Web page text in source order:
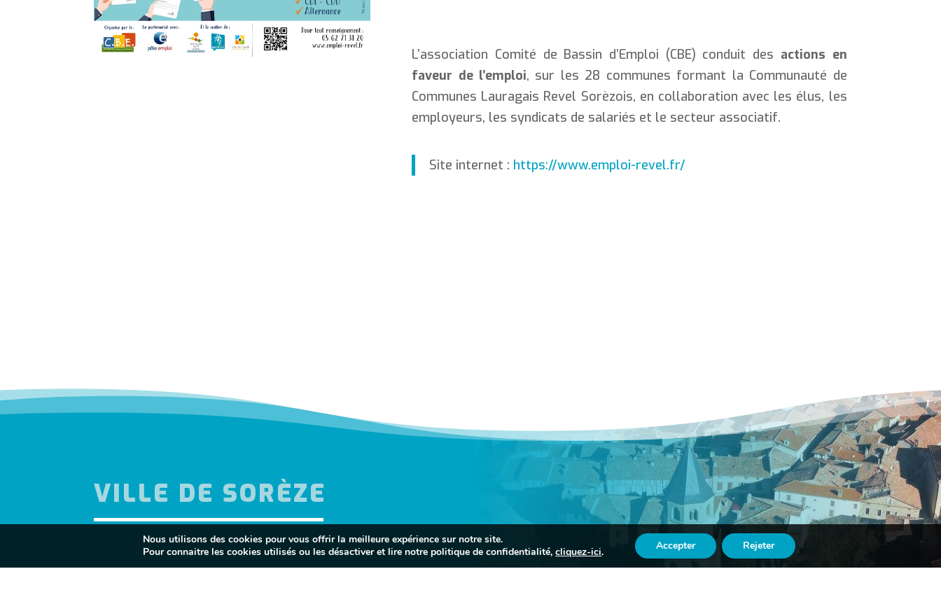
L’association Comité de Bassin d’Emploi (CBE) conduit des actions en
faveur de l’emploi, sur les 28 communes formant la Communauté de
Communes Lauragais Revel Sorèzois, en collaboration avec les élus, les
employeurs, les syndicats de salariés et le secteur associatif.
Site internet : https://www.emploi-revel.fr/
VILLE DE SORÈZE
Nous utilisons des cookies pour vous offrir la meilleure expérience sur notre site.
Pour connaitre les cookies utilisés ou les désactiver et lire notre politique de confidentialité,cliquez-ici. Accepter Rejeter